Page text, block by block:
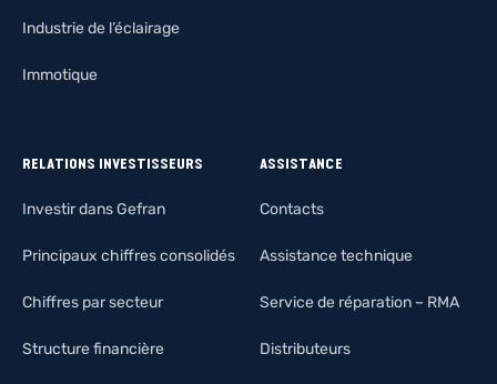
Industrie de l’éclairage
Immotique
RELATIONS INVESTISSEURS
Investir dans Gefran
Principaux chiffres consolidés
Chiffres par secteur
Structure financière
ASSISTANCE
Contacts
Assistance technique
Service de réparation – RMA
Distributeurs